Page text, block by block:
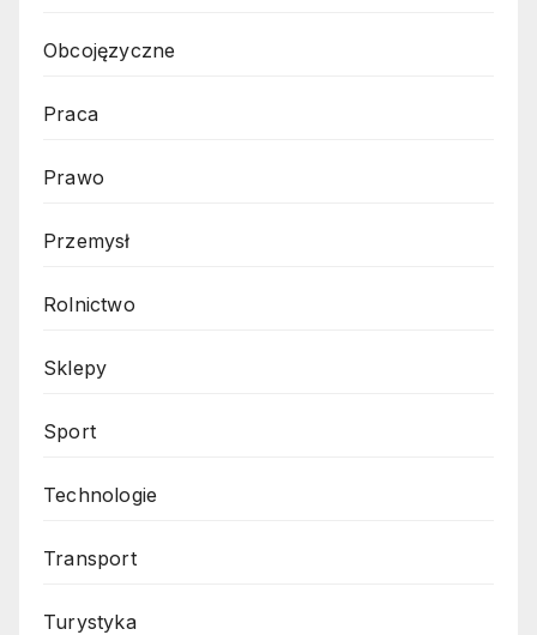
Obcojęzyczne
Praca
Prawo
Przemysł
Rolnictwo
Sklepy
Sport
Technologie
Transport
Turystyka